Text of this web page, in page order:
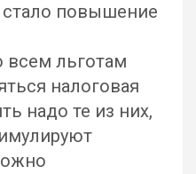
стало повышение
всем льготам
налоговая
надо те из них,